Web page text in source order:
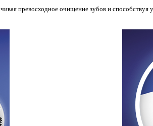
превосходное очищение зубов и